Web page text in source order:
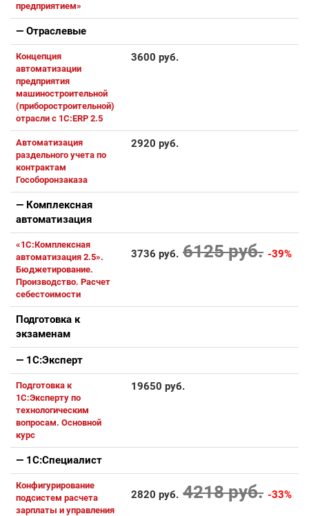
предприятием»
— Отраслевые
Концепция
автоматизации
предприятия
машиностроительной
(приборостроительной)
отрасли с 1С:ERP 2.5
3600 руб.
Автоматизация
раздельного учета по
контрактам
Гособоронзаказа
2920 руб.
— Комплексная
автоматизация
«1С:Комплексная
автоматизация 2.5».
Бюджетирование.
Производство. Расчет
себестоимости
3736 руб. 6125 руб. -39%
Подготовка к
экзаменам
— 1С:Эксперт
Подготовка к
1С:Эксперту по
технологическим
вопросам. Основной
курс
19650 руб.
— 1С:Специалист
Конфигурирование
подсистем расчета
зарплаты и управления
2820 руб. 4218 руб. -33%